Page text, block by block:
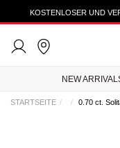
KOSTENLOSER UND
NEW
STARTSEITE 0.70 ct.